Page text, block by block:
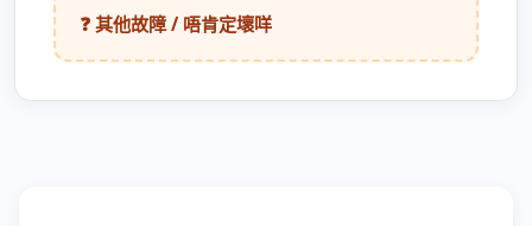
❓ 其他故障 / 唔肯定壞咩